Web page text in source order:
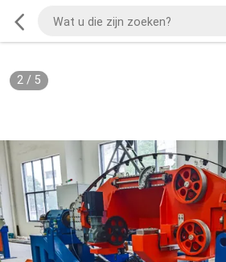
2/ 5